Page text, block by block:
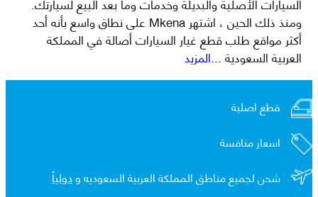
ومنذ ذلك الحين ، اشتهر Mkena على نطاق واسع بأنه أحد
أكثر مواقع طلب قطع غيار السيارات أصالة في المملكة
العربية السعودية...المزيد
قطع اصلية
اسعار منافسة
شحن لجميع مناطق المملكة العربية السعوديه ودولياً